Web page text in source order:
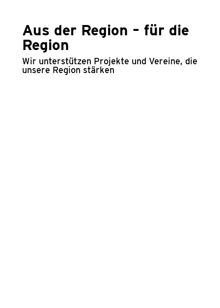
Aus der Regi­on – für die
Regi­on
Wir unter­stüt­zen Pro­jek­te und Ver­ei­ne, die
unse­re Regi­on stär­ken